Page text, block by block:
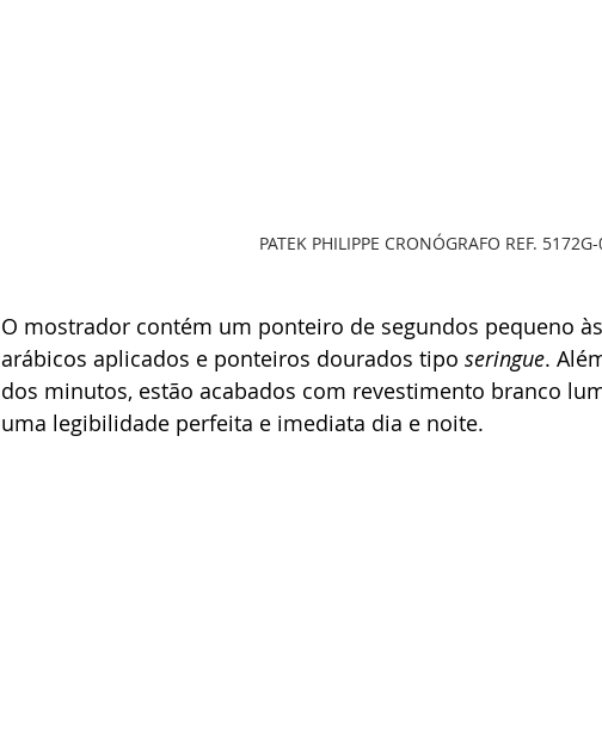
PATEK PHILIPPE CRONÓGRAFO REF.
O mostrador contém um ponteiro de segundos pequeno
arábicos aplicados e ponteiros dourados tipo seringue.
dos minutos, estão acabados com revestimento branco
uma legibilidade perfeita e imediata dia e noite.